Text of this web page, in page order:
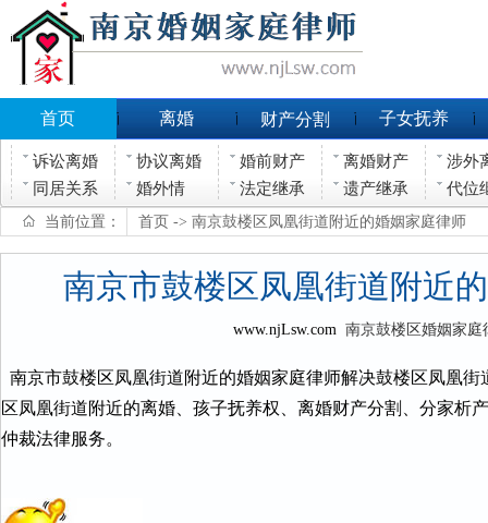
首页 离婚 财产分割 子女抚养
诉讼离婚 协议离婚 婚前财产 离婚财产
涉外
同居关系
婚外情 法定继承 遗产继承 代位
当前位置： 首页 -> 南京鼓楼区凤凰街道附近的婚姻家庭律师
南京市鼓楼区凤凰街道附近
www.njLsw.com南京鼓楼区婚姻家庭
南京市鼓楼区凤凰街道附近的婚姻家庭律师解决鼓楼区凤凰
区凤凰街道附近的离婚、孩子抚养权、离婚财产分割、分家析
仲裁法律服务。